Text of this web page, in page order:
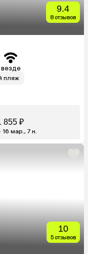
9.4
8 отзывов
везде
пляж
855 ₽
мар., 7 н.
10
5 отзывов